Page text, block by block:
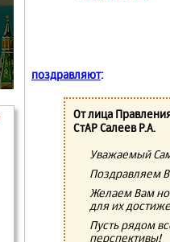
поздравляют:
От лица
СтАР Салеев Р.А.
Уважаемый
Поздравляем
Желаем Вам
для их
Пусть рядом
перспективы!